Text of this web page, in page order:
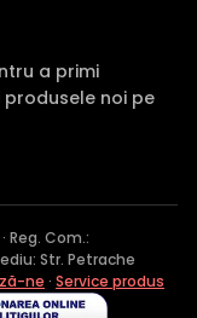
a primi
noi pe
· Reg. Com.:
Str. Petrache
ne · Service produs